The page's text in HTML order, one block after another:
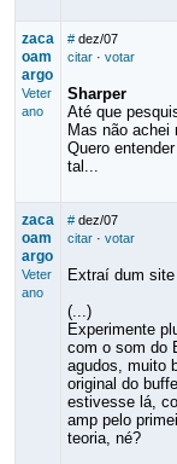
zaca
oam
argo
Veter
ano
# dez/07
citar· votar
Sharper
Até que
Mas não achei
Quero
tal...
zaca
oam
argo
Veter
ano
# dez/07
citar· votar
Extraí dum
(...)
Experimente
com o som do
agudos, muito
original do
estivesse lá,
amp pelo
teoria, né?